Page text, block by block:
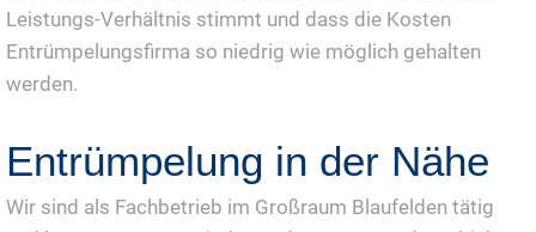
Leistungs-Verhältnis stimmt und dass die Kosten
Entrümpelungsfirma so niedrig wie möglich gehalten
werden.
Entrümpelung in der Nähe
Wir sind als Fachbetrieb im Großraum Blaufelden tätig